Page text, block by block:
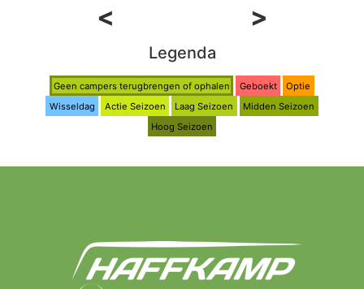
< >
Legenda
Geen campers terugbrengen of ophalen Geboekt
Optie
Wisseldag
Actie Seizoen Laag Seizoen
Midden Seizoen
Hoog Seizoen